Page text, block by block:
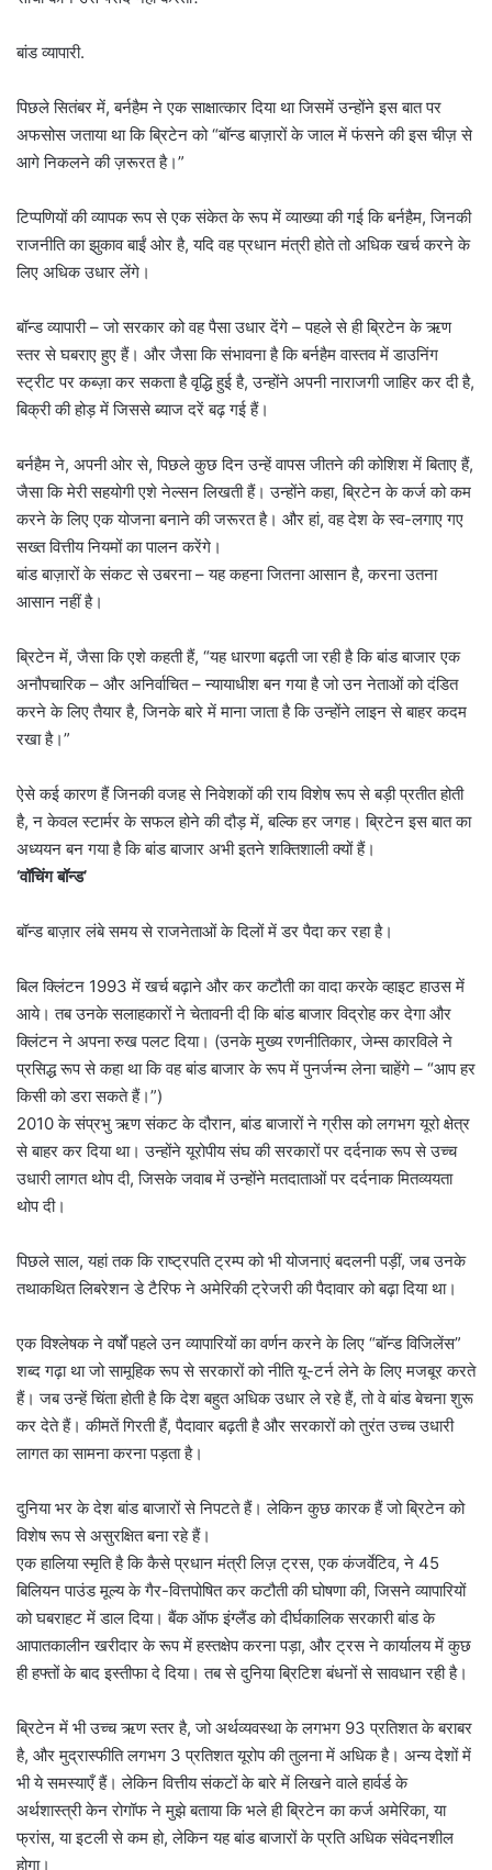
बांड व्यापारी.
पिछले सितंबर में, बर्नहैम ने एक साक्षात्कार दिया था जिसमें उन्होंने इस बात पर
अफसोस जताया था कि ब्रिटेन को “बॉन्ड बाज़ारों के जाल में फंसने की इस चीज़ से
आगे निकलने की ज़रूरत है।”
टिप्पणियों की व्यापक रूप से एक संकेत के रूप में व्याख्या की गई कि बर्नहैम, जिनकी
राजनीति का झुकाव बाईं ओर है, यदि वह प्रधान मंत्री होते तो अधिक खर्च करने के
लिए अधिक उधार लेंगे।
बॉन्ड व्यापारी – जो सरकार को वह पैसा उधार देंगे – पहले से ही ब्रिटेन के ऋण
स्तर से घबराए हुए हैं। और जैसा कि संभावना है कि बर्नहैम वास्तव में डाउनिंग
स्ट्रीट पर कब्ज़ा कर सकता है वृद्धि हुई है, उन्होंने अपनी नाराजगी जाहिर कर दी है,
बिक्री की होड़ में जिससे ब्याज दरें बढ़ गई हैं।
बर्नहैम ने, अपनी ओर से, पिछले कुछ दिन उन्हें वापस जीतने की कोशिश में बिताए हैं,
जैसा कि मेरी सहयोगी एशे नेल्सन लिखती हैं। उन्होंने कहा, ब्रिटेन के कर्ज को कम
करने के लिए एक योजना बनाने की जरूरत है। और हां, वह देश के स्व-लगाए गए
सख्त वित्तीय नियमों का पालन करेंगे।
बांड बाज़ारों के संकट से उबरना – यह कहना जितना आसान है, करना उतना
आसान नहीं है।
ब्रिटेन में, जैसा कि एशे कहती हैं, “यह धारणा बढ़ती जा रही है कि बांड बाजार एक
अनौपचारिक – और अनिर्वाचित – न्यायाधीश बन गया है जो उन नेताओं को दंडित
करने के लिए तैयार है, जिनके बारे में माना जाता है कि उन्होंने लाइन से बाहर कदम
रखा है।”
ऐसे कई कारण हैं जिनकी वजह से निवेशकों की राय विशेष रूप से बड़ी प्रतीत होती
है, न केवल स्टार्मर के सफल होने की दौड़ में, बल्कि हर जगह। ब्रिटेन इस बात का
अध्ययन बन गया है कि बांड बाजार अभी इतने शक्तिशाली क्यों हैं।
‘वॉचिंग बॉन्ड’
बॉन्ड बाज़ार लंबे समय से राजनेताओं के दिलों में डर पैदा कर रहा है।
बिल क्लिंटन 1993 में खर्च बढ़ाने और कर कटौती का वादा करके व्हाइट हाउस में
आये। तब उनके सलाहकारों ने चेतावनी दी कि बांड बाजार विद्रोह कर देगा और
क्लिंटन ने अपना रुख पलट दिया। (उनके मुख्य रणनीतिकार, जेम्स कारविले ने
प्रसिद्ध रूप से कहा था कि वह बांड बाजार के रूप में पुनर्जन्म लेना चाहेंगे – “आप हर
किसी को डरा सकते हैं।”)
2010 के संप्रभु ऋण संकट के दौरान, बांड बाजारों ने ग्रीस को लगभग यूरो क्षेत्र
से बाहर कर दिया था। उन्होंने यूरोपीय संघ की सरकारों पर दर्दनाक रूप से उच्च
उधारी लागत थोप दी, जिसके जवाब में उन्होंने मतदाताओं पर दर्दनाक मितव्ययता
थोप दी।
पिछले साल, यहां तक ​​कि राष्ट्रपति ट्रम्प को भी योजनाएं बदलनी पड़ीं, जब उनके
तथाकथित लिबरेशन डे टैरिफ ने अमेरिकी ट्रेजरी की पैदावार को बढ़ा दिया था।
एक विश्लेषक ने वर्षों पहले उन व्यापारियों का वर्णन करने के लिए “बॉन्ड विजिलेंस”
शब्द गढ़ा था जो सामूहिक रूप से सरकारों को नीति यू-टर्न लेने के लिए मजबूर करते
हैं। जब उन्हें चिंता होती है कि देश बहुत अधिक उधार ले रहे हैं, तो वे बांड बेचना शुरू
कर देते हैं। कीमतें गिरती हैं, पैदावार बढ़ती है और सरकारों को तुरंत उच्च उधारी
लागत का सामना करना पड़ता है।
दुनिया भर के देश बांड बाजारों से निपटते हैं। लेकिन कुछ कारक हैं जो ब्रिटेन को
विशेष रूप से असुरक्षित बना रहे हैं।
एक हालिया स्मृति है कि कैसे प्रधान मंत्री लिज़ ट्रस, एक कंजर्वेटिव, ने 45
बिलियन पाउंड मूल्य के गैर-वित्तपोषित कर कटौती की घोषणा की, जिसने व्यापारियों
को घबराहट में डाल दिया। बैंक ऑफ इंग्लैंड को दीर्घकालिक सरकारी बांड के
आपातकालीन खरीदार के रूप में हस्तक्षेप करना पड़ा, और ट्रस ने कार्यालय में कुछ
ही हफ्तों के बाद इस्तीफा दे दिया। तब से दुनिया ब्रिटिश बंधनों से सावधान रही है।
ब्रिटेन में भी उच्च ऋण स्तर है, जो अर्थव्यवस्था के लगभग 93 प्रतिशत के बराबर
है, और मुद्रास्फीति लगभग 3 प्रतिशत यूरोप की तुलना में अधिक है। अन्य देशों में
भी ये समस्याएँ हैं। लेकिन वित्तीय संकटों के बारे में लिखने वाले हार्वर्ड के
अर्थशास्त्री केन रोगॉफ ने मुझे बताया कि भले ही ब्रिटेन का कर्ज अमेरिका, या
फ्रांस, या इटली से कम हो, लेकिन यह बांड बाजारों के प्रति अधिक संवेदनशील
होगा।